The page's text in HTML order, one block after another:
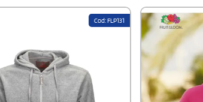
a 60°C.Certificazione: OEKO-
100 - BSCI (Business SocialCod: FLP131